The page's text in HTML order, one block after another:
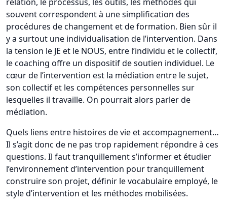
souvent correspondent à une simplification des
procédures de changement et de formation. Bien sûr il
y a surtout une individualisation de l’intervention. Dans
la tension le JE et le NOUS, entre l’individu et le collectif,
le coaching offre un dispositif de soutien individuel. Le
cœur de l’intervention est la médiation entre le sujet,
son collectif et les compétences personnelles sur
lesquelles il travaille. On pourrait alors parler de
médiation.
Quels liens entre histoires de vie et accompagnement…
Il s’agit donc de ne pas trop rapidement répondre à ces
questions. Il faut tranquillement s’informer et étudier
l’environnement d’intervention pour tranquillement
construire son projet, définir le vocabulaire employé, le
style d’intervention et les méthodes mobilisées.